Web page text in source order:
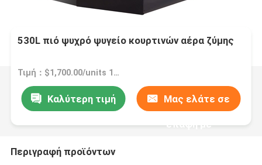
530L πιό ψυχρό ψυγείο κουρτινών αέρα ζύμης
Τιμή：$1,700.00/units 1-4 units
Καλύτερη τιμή Μας ελάτε σε
επαφή με
Περιγραφή προϊόντων